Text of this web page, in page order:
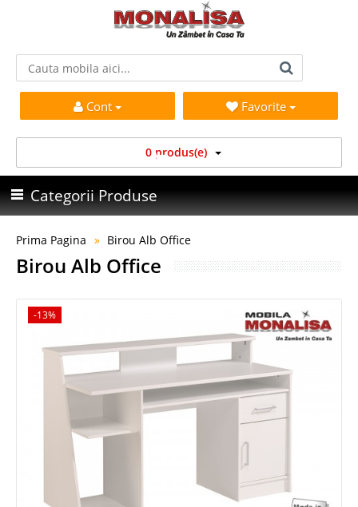
Cont Favorite
0 produs(e)
Categorii Produse
Prima Pagina Birou Alb Office
Birou Alb Office
-13%